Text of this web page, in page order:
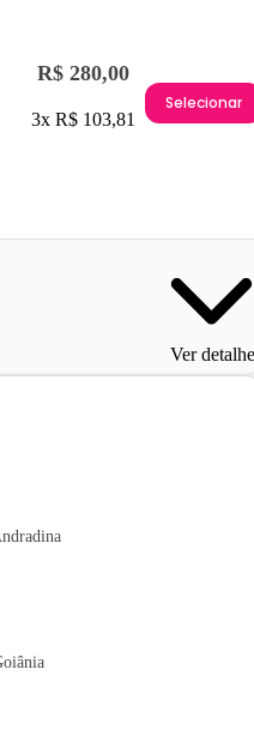
R$ 280,00
3x R$ 103,81
Selecionar
Ver